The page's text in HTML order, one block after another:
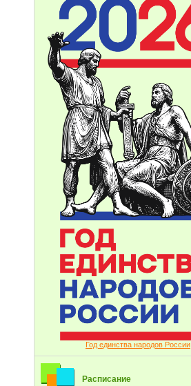
Год единства народов России
Расписание